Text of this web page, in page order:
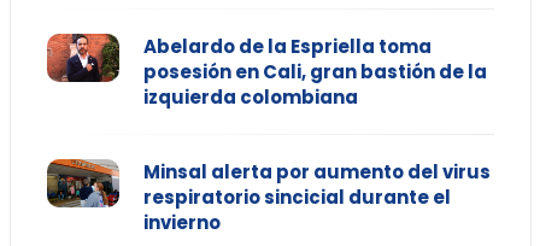
Abelardo de la Espriella toma
posesión en Cali, gran bastión de la
izquierda colombiana
Minsal alerta por aumento del virus
respiratorio sincicial durante el
invierno